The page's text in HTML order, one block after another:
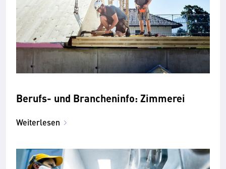
Berufs- und Brancheninfo: Zimmerei
Weiterlesen